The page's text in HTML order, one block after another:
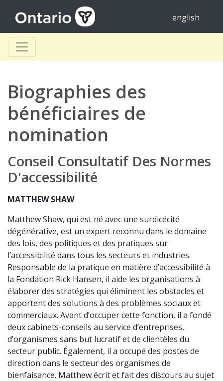
english
Biographies des
bénéficiaires de
nomination
Conseil Consultatif Des Normes
D'accessibilité
MATTHEW SHAW
Matthew Shaw, qui est né avec une surdicécité
dégénérative, est un expert reconnu dans le domaine
des lois, des politiques et des pratiques sur
l’accessibilité dans tous les secteurs et industries.
Responsable de la pratique en matière d’accessibilité à
la Fondation Rick Hansen, il aide les organisations à
élaborer des stratégies qui éliminent les obstacles et
apportent des solutions à des problèmes sociaux et
commerciaux. Avant d’occuper cette fonction, il a fondé
deux cabinets-conseils au service d’entreprises,
d’organismes sans but lucratif et de clientèles du
secteur public. Également, il a occupé des postes de
direction dans le secteur des organismes de
bienfaisance. Matthew écrit et fait des discours au sujet